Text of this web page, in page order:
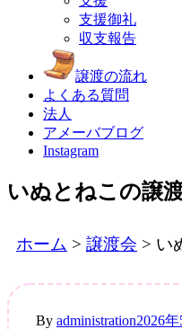
支援御礼
収支報告
譲渡の流れ
よくある質問
法人
アメーバブログ
Instagram
いぬとねこの譲
ホーム > 譲渡会 > い
By administration2026年